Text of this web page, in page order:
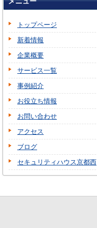
トップページ
新着情報
企業概要
サービス一覧
事例紹介
お役立ち情報
お問い合わせ
アクセス
ブログ
セキュリティハウス京都西